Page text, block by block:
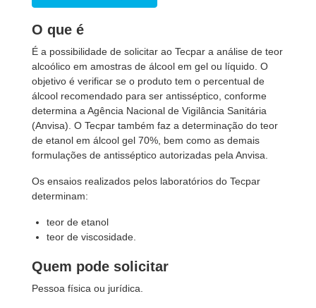
O que é
É a possibilidade de solicitar ao Tecpar a análise de teor
alcoólico em amostras de álcool em gel ou líquido. O
objetivo é verificar se o produto tem o percentual de
álcool recomendado para ser antisséptico, conforme
determina a Agência Nacional de Vigilância Sanitária
(Anvisa). O Tecpar também faz a determinação do teor
de etanol em álcool gel 70%, bem como as demais
formulações de antisséptico autorizadas pela Anvisa.
Os ensaios realizados pelos laboratórios do Tecpar
determinam:
teor de etanol
teor de viscosidade.
Quem pode solicitar
Pessoa física ou jurídica.